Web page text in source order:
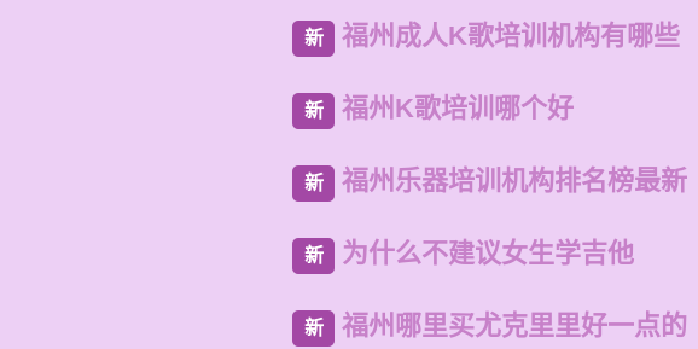
新 福州成人K歌培训机构有哪些
新 福州K歌培训哪个好
新 福州乐器培训机构排名榜最新
新 为什么不建议女生学吉他
新 福州哪里买尤克里里好一点的